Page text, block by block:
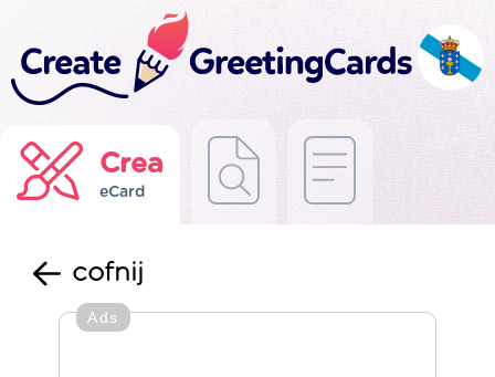
Crea
eCard
cofnij
Ads